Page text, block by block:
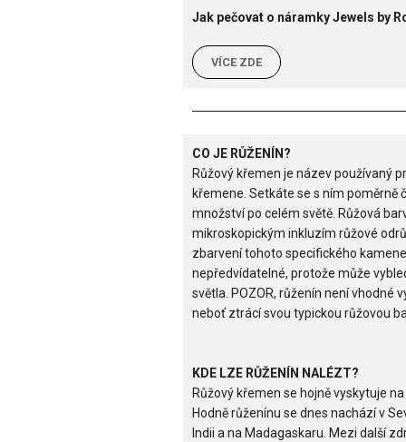
Jak pečovat o náramky Jewels by
VÍCE ZDE
CO JE RŮŽENÍN?
Růžový křemen je název používaný
křemene. Setkáte se s ním poměrně
množství po celém světě. Růžová
mikroskopickým inkluzím růžové
zbarvení tohoto specifického
nepředvídatelné, protože může
světla. POZOR, růženín není vhodné
neboť ztrácí svou typickou růžovou
KDE LZE RŮŽENÍN NALÉZT?
Růžový křemen se hojně vyskytuje
Hodně růženínu se dnes nachází v
Indii a na Madagaskaru. Mezi další